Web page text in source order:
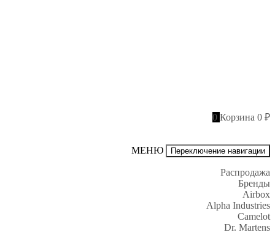
0 Корзина 0 ₽
МЕНЮ Переключение навигации
Распродажа
Бренды
Airbox
Alpha Industries
Camelot
Dr. Martens